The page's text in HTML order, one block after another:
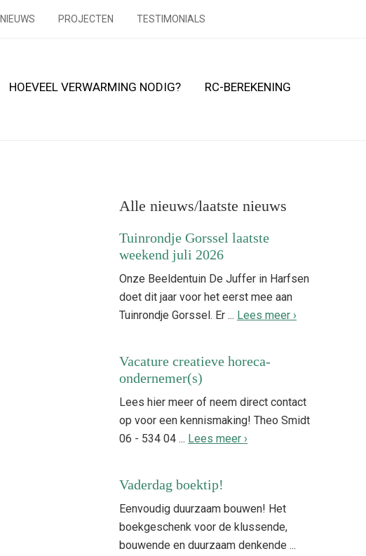
NIEUWS PROJECTEN TESTIMONIALS
HOEVEEL VERWARMING NODIG? RC-BEREKENING
Sidebar
Alle nieuws/laatste nieuws
Tuinrondje Gorssel laatste
weekend juli 2026
Onze Beeldentuin De Juffer in Harfsen
doet dit jaar voor het eerst mee aan
Tuinrondje Gorssel. Er ... Lees meer ›
Vacature creatieve horeca-
ondernemer(s)
Lees hier meer of neem direct contact
op voor een kennismaking! Theo Smidt
06 - 534 04 ... Lees meer ›
Vaderdag boektip!
Eenvoudig duurzaam bouwen! Het
boekgeschenk voor de klussende,
bouwende en duurzaam denkende ...